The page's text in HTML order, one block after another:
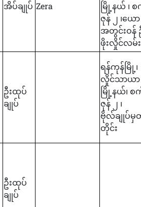
အိပ်ချုပ် Zera
မြို့နယ် ၊
ဇုန် ၂ ၊ယော
အတွင်းဝန်
ဖိုးလှိုင်လမ်း
ဦးထုပ်
ချုပ်
ရန်ကုန်မြို့၊
လှိုင်သာယာ
မြို့နယ်၊ စ
ဇုန် ၂ ၊
ဗိုလ်ချုပ်မှ
တိုင်း
ဦးထုပ်
ချုပ်